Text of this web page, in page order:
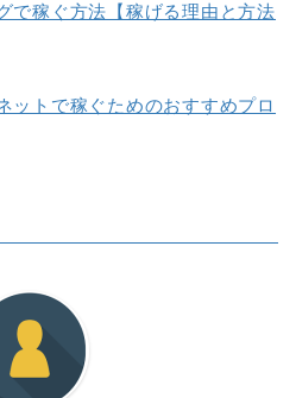
で稼ぐ方法【稼げる理由と方法
ットで稼ぐためのおすすめプロ